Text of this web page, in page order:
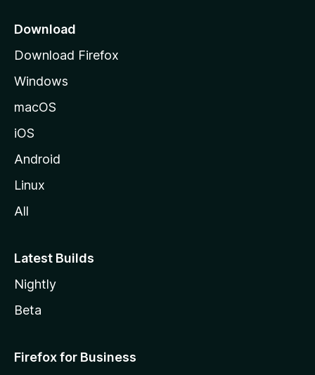
o
e
M
i
l
Download
Download Firefox
Windows
macOS
iOS
Android
Linux
All
Latest Builds
Nightly
Beta
Firefox for Business